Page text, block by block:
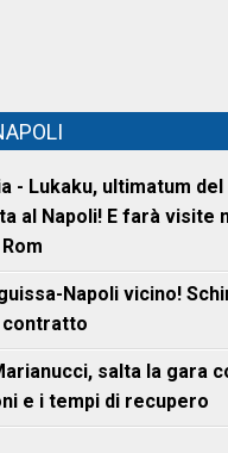
- Lukaku, ultimatum
al Napoli! E farà visite
Napoli vicino!
contratto
salta la gara
e i tempi di recupero